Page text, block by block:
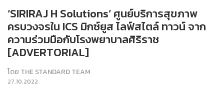
‘SIRIRAJ H Solutions’ ศูนย์บริการสุขภาพ
ครบวงจรใน ICS มิกซ์ยูส ไลฟ์สไตล์ ทาวน์ จาก
ความร่วมมือกับโรงพยาบาลศิริราช
[ADVERTORIAL]
โดย THE STANDARD TEAM
27.10.2022